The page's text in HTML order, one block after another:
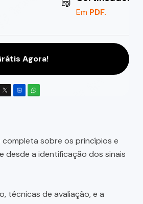
Em PDF.
Agora!
sobre os princípios e
desde a identificação dos sinais
técnicas de avaliação, e a